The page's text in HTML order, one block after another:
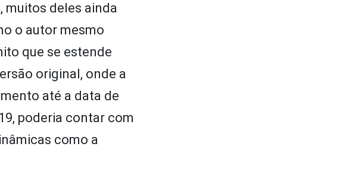
muitos deles ainda
o autor mesmo
que se estende
original, onde a
até a data de
poderia contar com
como a